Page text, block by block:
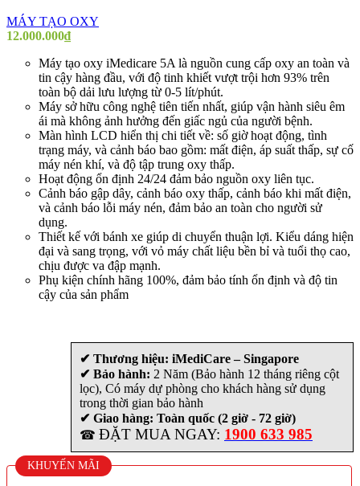
MÁY TẠO OXY
12.000.000₫
Máy tạo oxy iMedicare 5A là nguồn cung cấp oxy an toàn và
tin cậy hàng đầu, với độ tinh khiết vượt trội hơn 93% trên
toàn bộ dải lưu lượng từ 0-5 lít/phút.
Máy sở hữu công nghệ tiên tiến nhất, giúp vận hành siêu êm
ái mà không ảnh hưởng đến giấc ngủ của người bệnh.
Màn hình LCD hiển thị chi tiết về: số giờ hoạt động, tình
trạng máy, và cảnh báo bao gồm: mất điện, áp suất thấp, sự cố
máy nén khí, và độ tập trung oxy thấp.
Hoạt động ổn định 24/24 đảm bảo nguồn oxy liên tục.
Cảnh báo gập dây, cảnh báo oxy thấp, cảnh báo khi mất điện,
và cảnh báo lỗi máy nén, đảm bảo an toàn cho người sử
dụng.
Thiết kế với bánh xe giúp di chuyển thuận lợi. Kiểu dáng hiện
đại và sang trọng, với vỏ máy chất liệu bền bỉ và tuổi thọ cao,
chịu được va đập mạnh.
Phụ kiện chính hãng 100%, đảm bảo tính ổn định và độ tin
cậy của sản phẩm
✔ Thương hiệu: iMediCare – Singapore
✔ Bảo hành: 2 Năm (Bảo hành 12 tháng riêng cột
lọc), Có máy dự phòng cho khách hàng sử dụng
trong thời gian bảo hành
✔ Giao hàng: Toàn quốc (2 giờ - 72 giờ)
☎ ĐẶT MUA NGAY: 1900 633 985
KHUYẾN MÃI